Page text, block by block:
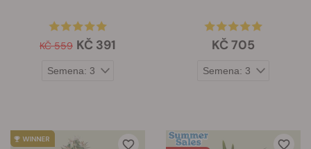
KČ 559 KČ 391 KČ 705